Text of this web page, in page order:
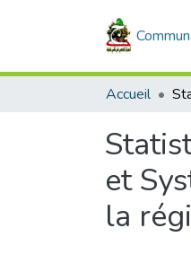
Accueil
et
la